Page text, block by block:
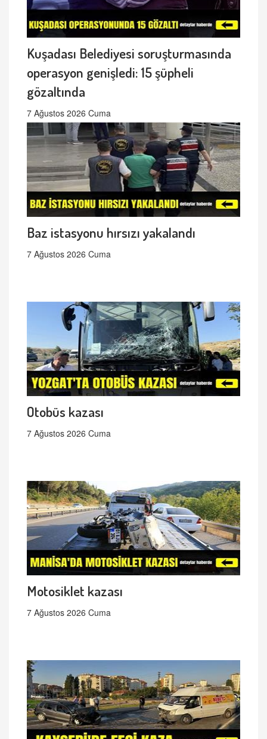
Kuşadası Belediyesi soruşturmasında
operasyon genişledi: 15 şüpheli
gözaltında
7 Ağustos 2026 Cuma
Baz istasyonu hırsızı yakalandı
7 Ağustos 2026 Cuma
Otobüs kazası
7 Ağustos 2026 Cuma
Motosiklet kazası
7 Ağustos 2026 Cuma